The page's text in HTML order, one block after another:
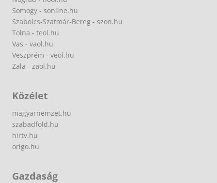
Somogy - sonline.hu
Szabolcs-Szatmár-Bereg - szon.hu
Tolna - teol.hu
Vas - vaol.hu
Veszprém - veol.hu
Zala - zaol.hu
Közélet
magyarnemzet.hu
szabadfold.hu
hirtv.hu
origo.hu
Gazdaság